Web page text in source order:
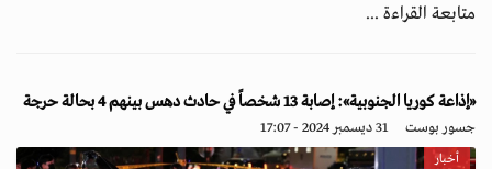
متابعة القراءة ...
«إذاعة كوريا الجنوبية»: إصابة 13 شخصاً في حادث دهس بينهم 4 بحالة حرجة
جسور بوست 31 ديسمبر 2024 - 17:07
أخبار